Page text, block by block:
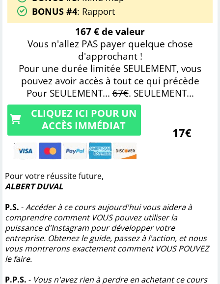
BONUS #4: Rapport
167 € de valeur
Vous n'allez PAS payer quelque chose
d'approchant !
Pour une durée limitée SEULEMENT, vous
pouvez avoir accès à tout ce qui précède
Pour SEULEMENT...67€. SEULEMENT...
CLIQUEZ ICI POUR UN
ACCÈS IMMÉDIAT
17€
Pour votre réussite future,
ALBERT DUVAL
P.S. -Accéder à ce cours aujourd'hui vous aidera à
comprendre comment VOUS pouvez utiliser la
puissance d'Instagram pour développer votre
entreprise. Obtenez le guide, passez à l'action, et nous
vous montrerons exactement comment VOUS POUVEZ
le faire.
P.P.S. - Vous n'avez rien à perdre en achetant ce cours